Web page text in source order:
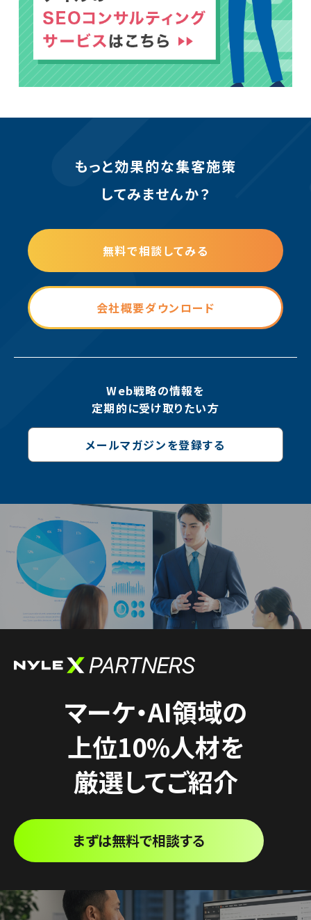
もっと効果的な集客施策
してみませんか？
無料で相談してみる
会社概要ダウンロード
Web戦略の情報を
定期的に受け取りたい方
メールマガジンを登録する
マーケ・AI領域の
上位10%人材を
厳選してご紹介
まずは無料で相談する